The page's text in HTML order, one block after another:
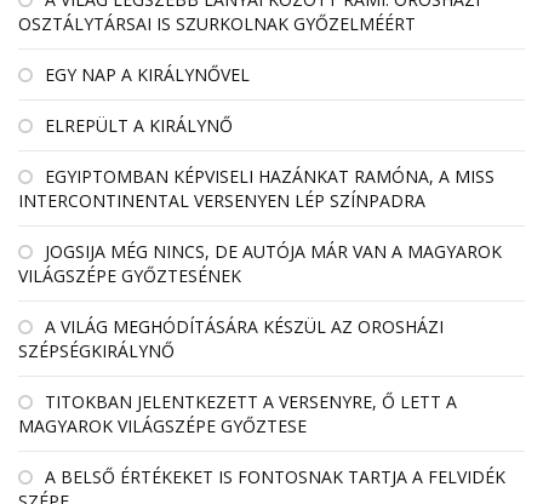
OSZTÁLYTÁRSAI IS SZURKOLNAK GYŐZELMÉÉRT
EGY NAP A KIRÁLYNŐVEL
ELREPÜLT A KIRÁLYNŐ
EGYIPTOMBAN KÉPVISELI HAZÁNKAT RAMÓNA, A MISS
INTERCONTINENTAL VERSENYEN LÉP SZÍNPADRA
JOGSIJA MÉG NINCS, DE AUTÓJA MÁR VAN A MAGYAROK
VILÁGSZÉPE GYŐZTESÉNEK
A VILÁG MEGHÓDÍTÁSÁRA KÉSZÜL AZ OROSHÁZI
SZÉPSÉGKIRÁLYNŐ
TITOKBAN JELENTKEZETT A VERSENYRE, Ő LETT A
MAGYAROK VILÁGSZÉPE GYŐZTESE
A BELSŐ ÉRTÉKEKET IS FONTOSNAK TARTJA A FELVIDÉK